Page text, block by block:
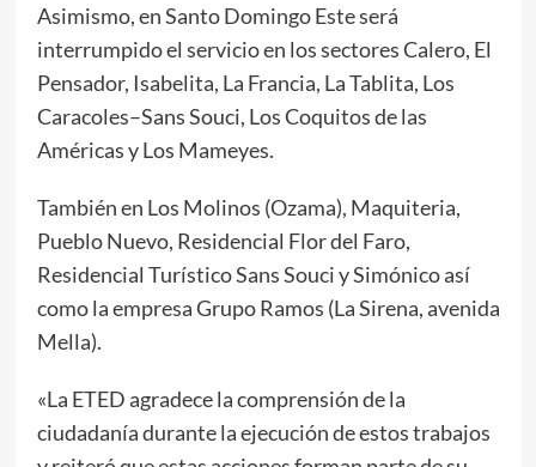
Asimismo, en Santo Domingo Este será
interrumpido el servicio en los sectores Calero, El
Pensador, Isabelita, La Francia, La Tablita, Los
Caracoles–Sans Souci, Los Coquitos de las
Américas y Los Mameyes.
También en Los Molinos (Ozama), Maquiteria,
Pueblo Nuevo, Residencial Flor del Faro,
Residencial Turístico Sans Souci y Simónico así
como la empresa Grupo Ramos (La Sirena, avenida
Mella).
«La ETED agradece la comprensión de la
ciudadanía durante la ejecución de estos trabajos